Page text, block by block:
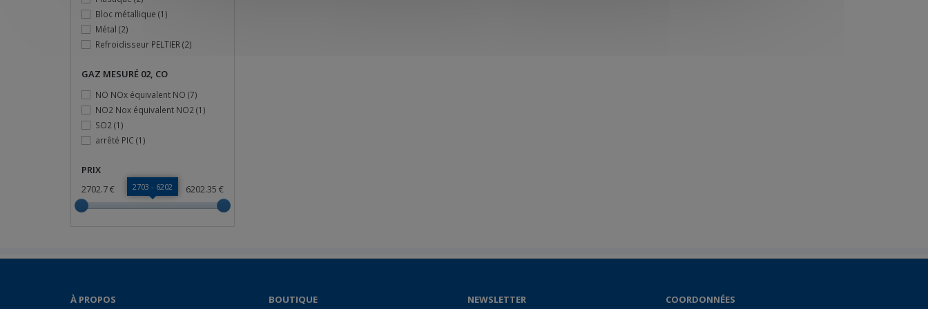
Bloc métallique (1)
Métal (2)
Refroidisseur PELTIER (2)
GAZ MESURÉ 02, CO
NO NOx équivalent NO (7)
NO2 Nox équivalent NO2 (1)
SO2 (1)
arrêté PIC (1)
PRIX
2702.7 €
6202.35 €
2703 - 6202
À PROPOS BOUTIQUE NEWSLETTER COORDONNÉES